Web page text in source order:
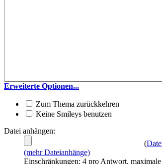
Erweiterte Optionen...
Zum Thema zurückkehren
Keine Smileys benutzen
Datei anhängen:
(
(mehr Dateianhänge)
Einschränkungen: 4 pro Antwort,